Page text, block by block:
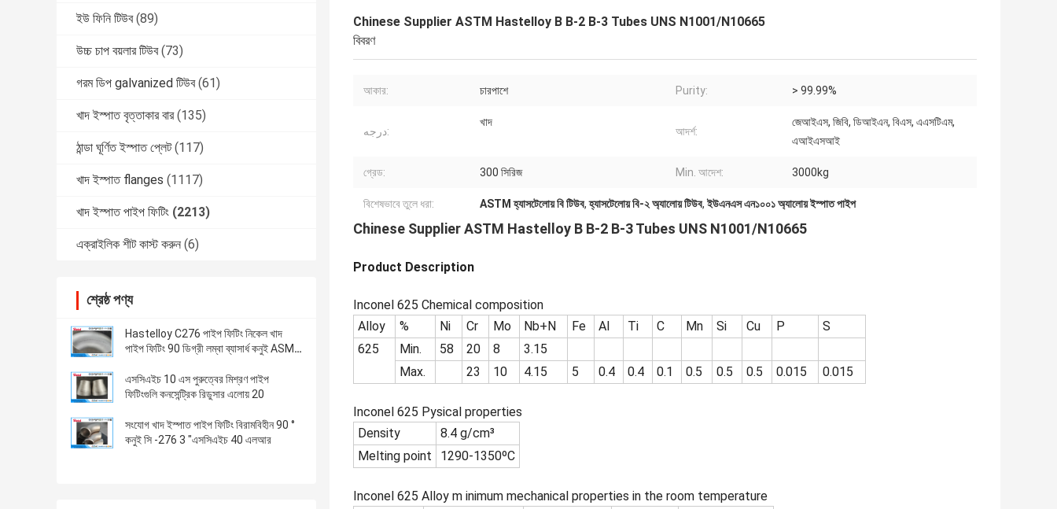
ইউ ফিনি টিউব (89)
উচ্চ চাপ বয়লার টিউব (73)
গরম ডিপ galvanized টিউব (61)
খাদ ইস্পাত বৃত্তাকার বার (135)
ঠান্ডা ঘূর্ণিত ইস্পাত প্লেট (117)
খাদ ইস্পাত flanges (1117)
খাদ ইস্পাত পাইপ ফিটিং (2213)
এক্রাইলিক শীট কাস্ট করুন (6)
শ্রেষ্ঠ পণ্য
Hastelloy C276 পাইপ ফিটিং নিকেল খাদ
পাইপ ফিটিং 90 ডিগ্রী লম্বা ব্যাসার্ধ কনুই ASME
এসসিএইচ 10 এস পুরুত্বের মিশ্রণ পাইপ
ফিটিংগুলি কনসেন্ট্রিক রিডুসার এলোয় 20
সংযোগ খাদ ইস্পাত পাইপ ফিটিং বিরামবিহীন 90 °
কনুই সি -276 3 "এসসিএইচ 40 এলআর
Chinese Supplier ASTM Hastelloy B B-2 B-3 Tubes UNS N1001/N10665
বিবরণ
আকার: চারপাশে Purity: > 99.99%
درجه:
খাদ
আদর্শ:
জেআইএস, জিবি, ডিআইএন, বিএস, এএসটিএম,
এআইএসআই
গ্রেড: 300 সিরিজ Min. আদেশ: 3000kg
বিশেষভাবে তুলে ধরা: ASTM হ্যাসটেলোয় বি টিউব,হ্যাসটেলোয় বি-২ অ্যালোয় টিউব,ইউএনএস এন১০০১ অ্যালোয় ইস্পাত পাইপ
Chinese Supplier ASTM Hastelloy B B-2 B-3 Tubes UNS N1001/N10665
Product Description
Inconel 625 Chemical composition
Alloy
% Ni Cr Mo Nb+N Fe Al Ti C Mn Si Cu P
S
625
Min. 58 20 8
3.15
Max.
23 10 4.15 5 0.4 0.4 0.1 0.5 0.5 0.5 0.015 0.015
Inconel 625 Pysical properties
Density
8.4 g/cm³
Melting point
1290-1350ºC
Inconel 625 Alloy m inimum mechanical properties in the room temperature